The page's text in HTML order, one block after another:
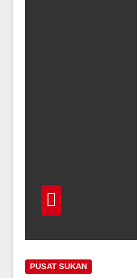
PUSAT SUKAN